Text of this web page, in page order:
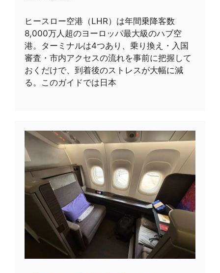
ヒースロー空港（LHR）は年間乗降客数
8,000万人超のヨーロッパ最大級のハブ空
港。ターミナルは4つあり、乗り換え・入国
審査・市内アクセスの流れを事前に把握して
おくだけで、到着後のストレスが大幅に減
る。このガイドでは日本